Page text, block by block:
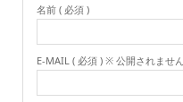
名前 ( 必須 )
E-MAIL ( 必須 ) ※ 公開されません